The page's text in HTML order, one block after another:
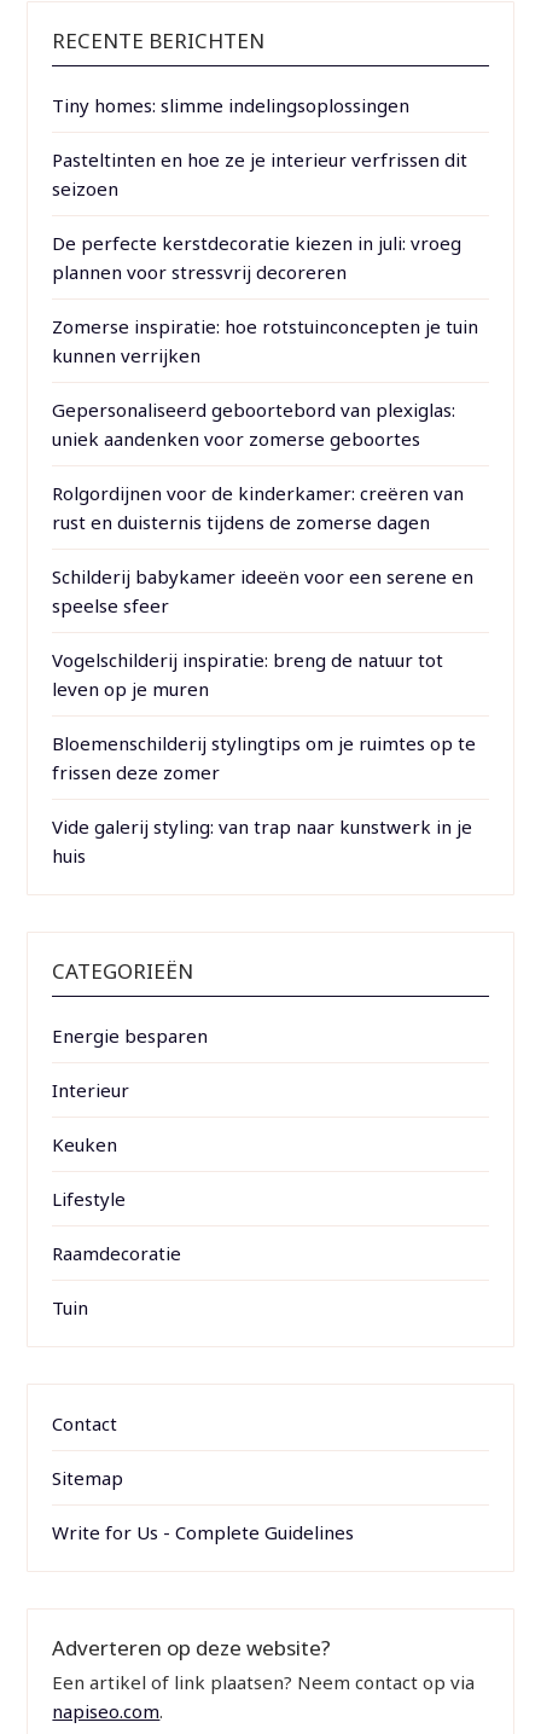
RECENTE BERICHTEN
Tiny homes: slimme indelingsoplossingen
Pasteltinten en hoe ze je interieur verfrissen dit
seizoen
De perfecte kerstdecoratie kiezen in juli: vroeg
plannen voor stressvrij decoreren
Zomerse inspiratie: hoe rotstuinconcepten je tuin
kunnen verrijken
Gepersonaliseerd geboortebord van plexiglas:
uniek aandenken voor zomerse geboortes
Rolgordijnen voor de kinderkamer: creëren van
rust en duisternis tijdens de zomerse dagen
Schilderij babykamer ideeën voor een serene en
speelse sfeer
Vogelschilderij inspiratie: breng de natuur tot
leven op je muren
Bloemenschilderij stylingtips om je ruimtes op te
frissen deze zomer
Vide galerij styling: van trap naar kunstwerk in je
huis
CATEGORIEËN
Energie besparen
Interieur
Keuken
Lifestyle
Raamdecoratie
Tuin
Contact
Sitemap
Write for Us - Complete Guidelines
Adverteren op deze website?
Een artikel of link plaatsen? Neem contact op via
napiseo.com.